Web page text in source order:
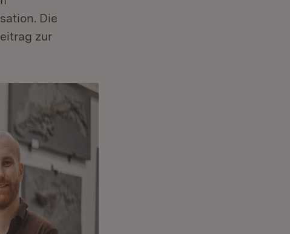
Die
zur